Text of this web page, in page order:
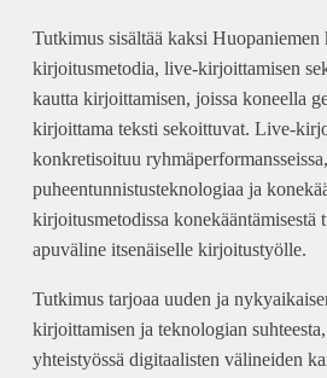
Tutkimus sisältää kaksi Huopaniemen
kirjoitusmetodia, live-kirjoittamisen
kautta kirjoittamisen, joissa koneella
kirjoittama teksti sekoittuvat. Live-
konkretisoituu
puheentunnistusteknologiaa ja
kirjoitusmetodissa konekääntämisestä
apuväline itsenäiselle kirjoitustyölle.
Tutkimus tarjoaa uuden ja
kirjoittamisen ja teknologian
yhteistyössä digitaalisten välineiden